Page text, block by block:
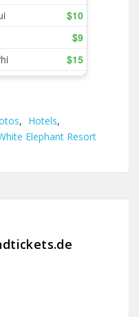
, Hotels,
Elephant Resort